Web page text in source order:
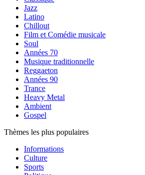
Jazz
Latino
Chillout
Film et Comédie musicale
Soul
Années 70
Musique traditionnelle
Reggaeton
Années 90
Trance
Heavy Metal
Ambient
Gospel
Thèmes les plus populaires
Informations
Culture
Sports